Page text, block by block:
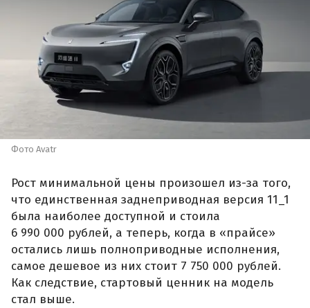
Фото Avatr
Рост минимальной цены произошел из-за того,
что единственная заднеприводная версия 11_1
была наиболее доступной и стоила
6 990 000 рублей, а теперь, когда в «прайсе»
остались лишь полноприводные исполнения,
самое дешевое из них стоит 7 750 000 рублей.
Как следствие, стартовый ценник на модель
стал выше.